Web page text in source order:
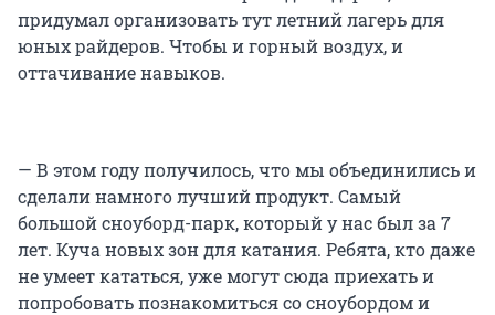
придумал организовать тут летний лагерь для
юных райдеров. Чтобы и горный воздух, и
оттачивание навыков.
— В этом году получилось, что мы объединились и
сделали намного лучший продукт. Самый
большой сноуборд-парк, который у нас был за 7
лет. Куча новых зон для катания. Ребята, кто даже
не умеет кататься, уже могут сюда приехать и
попробовать познакомиться со сноубордом и